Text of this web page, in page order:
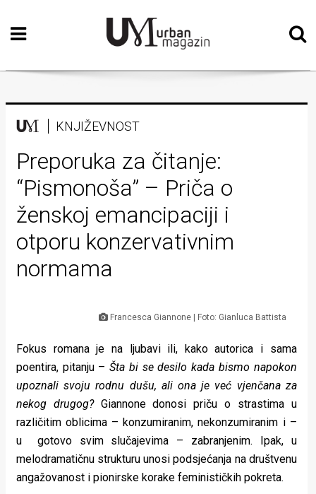
Početna
Vizualne
Teatar
Književnost
Muzika
Film
Intervju
Kolumne
Beauty
Fashion
Zdravlje
Za
stolom
KNJIŽEVNOST
Preporuka za čitanje:
“Pismonoša” – Priča o
ženskoj emancipaciji i
otporu konzervativnim
normama
Francesca Giannone | Foto: Gianluca Battista
Fokus romana je na ljubavi ili, kako autorica i sama
poentira, pitanju –Šta bi se desilo kada bismo napokon
upoznali svoju rodnu dušu, ali ona je već vjenčana za
nekog drugog? Giannone donosi priču o strastima u
različitim oblicima – konzumiranim, nekonzumiranim i –
u gotovo svim slučajevima – zabranjenim. Ipak, u
melodramatičnu strukturu unosi podsjećanja na društvenu
angažovanost i pionirske korake feminističkih pokreta.